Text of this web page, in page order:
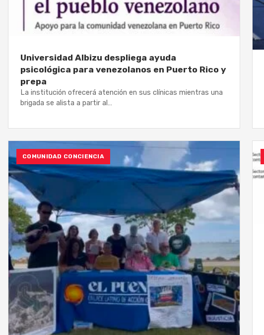
Universidad Albizu despliega ayuda
psicológica para venezolanos en Puerto Rico y
prepa
La institución ofrecerá atención en sus clínicas mientras una
brigada se alista a partir al…
COMUNIDAD CONCIENCIA